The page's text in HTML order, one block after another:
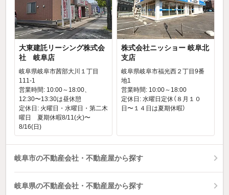
大東建託リーシング株式会
社 岐阜店
岐阜県岐阜市茜部大川１丁目
111-1
営業時間: 10:00～18:00、
12:30〜13:30は昼休憩
定休日: 火曜日・水曜日・第二木
曜日 夏期休暇8/11(火)〜
8/16(日)
株式会社ニッショー 岐阜北
支店
岐阜県岐阜市福光西２丁目9番
地1
営業時間: 10:00～18:00
定休日: 水曜日定休（８月１０
日〜１４日は夏期休暇）
岐阜市の不動産会社・不動産屋から探す
岐阜県の不動産会社・不動産屋から探す